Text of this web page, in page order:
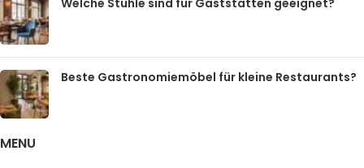
Beste Gastronomiemöbel für kleine Restaurants?
MENU